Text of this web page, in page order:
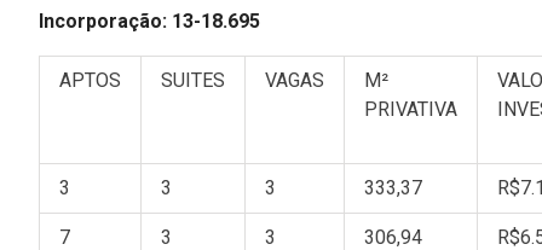
Incorporação: 13-18.695
APTOS SUITES VAGAS
M²
PRIVATIVA
3 3 3 333,37
7 3 3 306,94